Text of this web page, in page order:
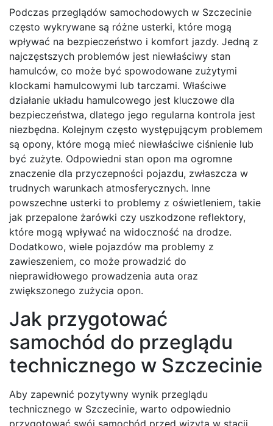
Podczas przeglądów samochodowych w Szczecinie
często wykrywane są różne usterki, które mogą
wpływać na bezpieczeństwo i komfort jazdy. Jedną z
najczęstszych problemów jest niewłaściwy stan
hamulców, co może być spowodowane zużytymi
klockami hamulcowymi lub tarczami. Właściwe
działanie układu hamulcowego jest kluczowe dla
bezpieczeństwa, dlatego jego regularna kontrola jest
niezbędna. Kolejnym często występującym problemem
są opony, które mogą mieć niewłaściwe ciśnienie lub
być zużyte. Odpowiedni stan opon ma ogromne
znaczenie dla przyczepności pojazdu, zwłaszcza w
trudnych warunkach atmosferycznych. Inne
powszechne usterki to problemy z oświetleniem, takie
jak przepalone żarówki czy uszkodzone reflektory,
które mogą wpływać na widoczność na drodze.
Dodatkowo, wiele pojazdów ma problemy z
zawieszeniem, co może prowadzić do
nieprawidłowego prowadzenia auta oraz
zwiększonego zużycia opon.
Jak przygotować
samochód do przeglądu
technicznego w Szczecinie
Aby zapewnić pozytywny wynik przeglądu
technicznego w Szczecinie, warto odpowiednio
przygotować swój samochód przed wizytą w stacji